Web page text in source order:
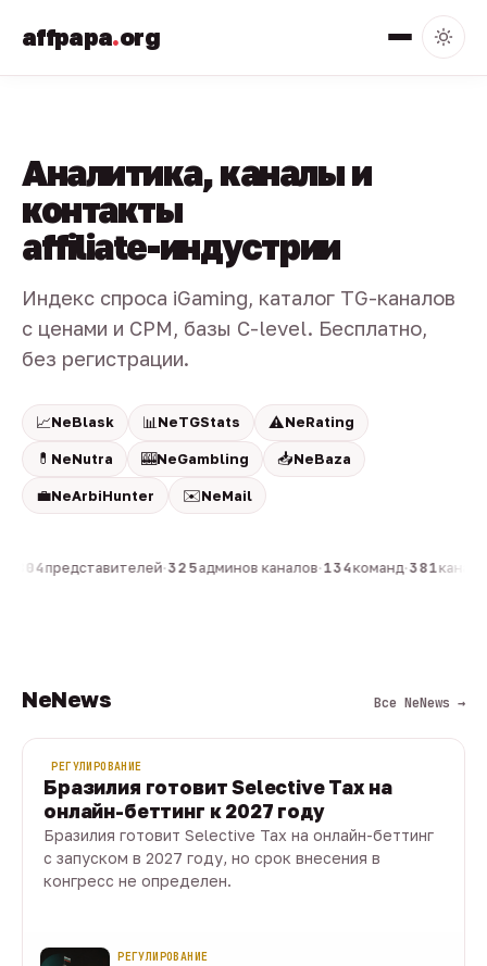
affpapa.org
Аналитика, каналы и
контакты
affiliate-индустрии
Индекс спроса iGaming, каталог TG-каналов
с ценами и CPM, базы C-level. Бесплатно,
без регистрации.
📈NeBlask 📊 NeTGStats ⚠️NeRating
💊 NeNutra 🎰NeGambling 📥NeBaza
💼NeArbiHunter ✉️NeMail
804представителей·325админов каналов·134команд·381
NeNews Все NeNews →
РЕГУЛИРОВАНИЕ
Бразилия готовит Selective Tax на
онлайн-беттинг к 2027 году
Бразилия готовит Selective Tax на онлайн-беттинг
с запуском в 2027 году, но срок внесения в
конгресс не определен.
РЕГУЛИРОВАНИЕ